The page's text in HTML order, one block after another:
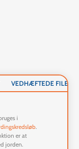
VEDHÆFTEDE FILER
i
.
er at
jorden.